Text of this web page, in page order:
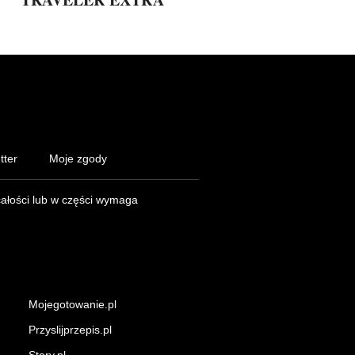
Moje zgody
lub w części wymaga
Mojegotowanie.pl
Przyslijprzepis.pl